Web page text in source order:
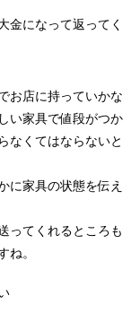
金になって返ってく
お店に持っていかな
い家具で値段がつか
なくてはならないと
に家具の状態を伝え
ってくれるところも
ね。